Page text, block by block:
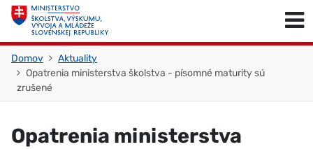
Skočiť na obsah
Domov
Aktuality
Opatrenia ministerstva školstva - písomné maturity sú
zrušené
Opatrenia ministerstva
Skočiť na začiatok stránky